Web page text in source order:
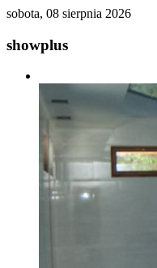
sobota, 08 sierpnia 2026
showplus